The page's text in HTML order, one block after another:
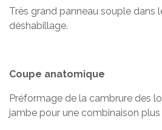
Très grand panneau souple dans
déshabillage.
Coupe anatomique
Préformage de la cambrure des
jambe pour une combinaison